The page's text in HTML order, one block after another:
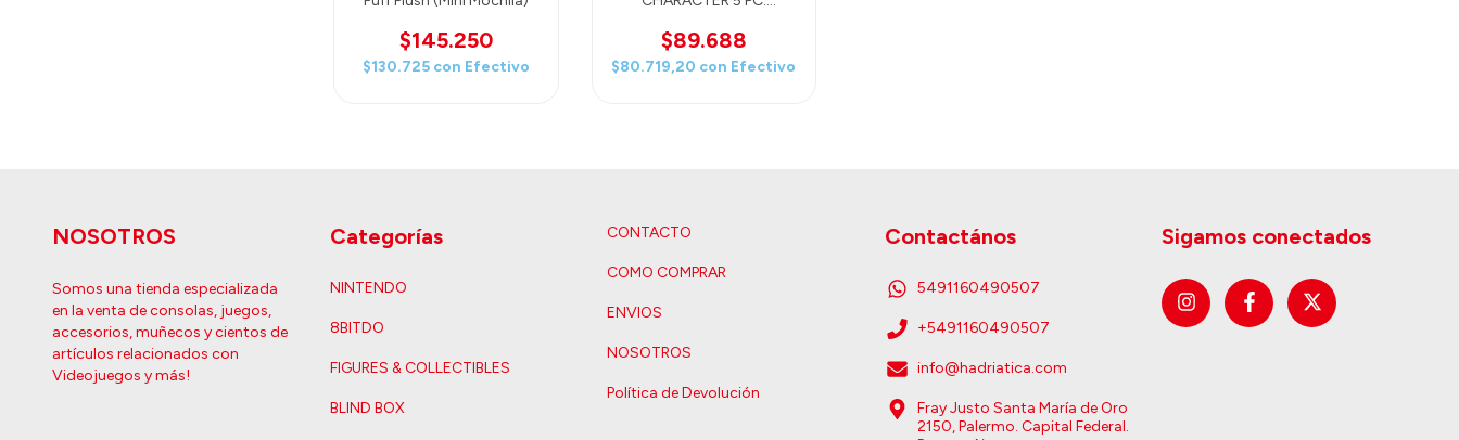
$145.250
$130.725 con Efectivo
lunchera, estuche para
lápices, llavero goma,
parche tela)
$89.688
$80.719,20 con Efectivo
NOSOTROS
Somos una tienda especializada
en la venta de consolas, juegos,
accesorios, muñecos y cientos de
artículos relacionados con
Videojuegos y más!
Categorías
NINTENDO
8BITDO
FIGURES & COLLECTIBLES
BLIND BOX
CONTACTO
COMO COMPRAR
ENVIOS
NOSOTROS
Política de Devolución
Contactános
5491160490507
+5491160490507
info@hadriatica.com
Fray Justo Santa María de Oro
2150, Palermo. Capital Federal.
Sigamos conectados